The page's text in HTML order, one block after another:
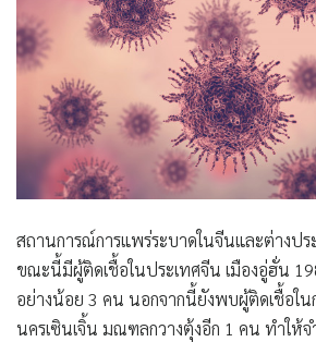
สถานการณ์การแพร่ระบาดในจีนและต่างปร
ขณะนี้มีผู้ติดเชื้อในประเทศจีน เมืองอู่ฮั่น
อย่างน้อย 3 คน นอกจากนี้ยังพบผู้ติดเชื้อใน
นครเซินเจิ้น มณฑลกวางตุ้งอีก 1 คน ทำให้